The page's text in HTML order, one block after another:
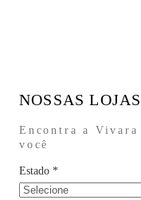
NOSSAS LOJAS
Encontra a
você
Estado *